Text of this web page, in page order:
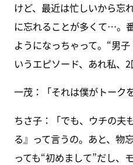
けど、最近は忙しいから忘
に忘れることが多くて…。
ようになっちゃって。“男
いうエピソード、あれ私、2
一茂：「それは僕がトーク
ちさ子：「でも、ウチの夫
る』って言うの。あと、
っても“初めまして”だし、